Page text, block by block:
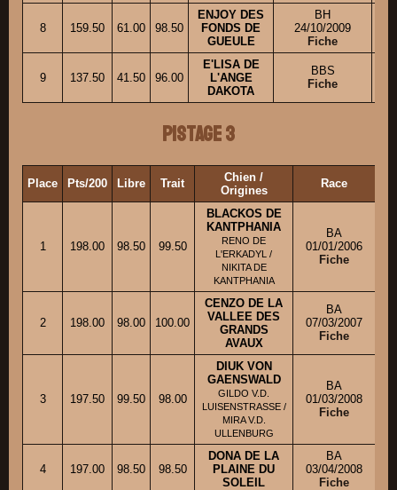
8 159.50 61.00 98.50
ENJOY DES
FONDS DE
GUEULE
BH
24/10/2009
Fiche
9 137.50 41.50 96.00
E'LISA DE
L'ANGE
DAKOTA
BBS
Fiche
Pistage 3
Place Pts/200 Libre Trait
Chien /
Origines
Race
1 198.00 98.50 99.50
BLACKOS DE
KANTPHANIA
RENO DE
L'ERKADYL /
NIKITA DE
KANTPHANIA
BA
01/01/2006
Fiche
2 198.00 98.00 100.00
CENZO DE LA
VALLEE DES
GRANDS
AVAUX
BA
07/03/2007
Fiche
3 197.50 99.50 98.00
DIUK VON
GAENSWALD
GILDO V.D.
LUISENSTRASSE /
MIRA V.D.
ULLENBURG
BA
01/03/2008
Fiche
4 197.00 98.50 98.50
DONA DE LA
PLAINE DU
SOLEIL
BA
03/04/2008
Fiche